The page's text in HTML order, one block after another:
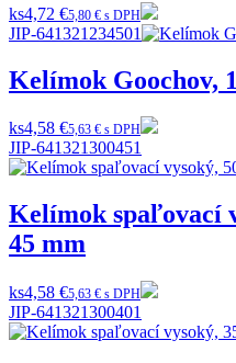
ks4,72 €5,80 € s DPH
JIP-641321234501
Kelímok Goochov,
ks4,58 €5,63 € s DPH
JIP-641321300451
Kelímok spaľovací
45 mm
ks4,58 €5,63 € s DPH
JIP-641321300401